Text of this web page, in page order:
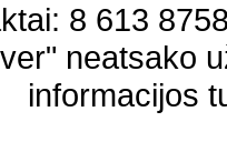
8 613
neatsako
informacijos